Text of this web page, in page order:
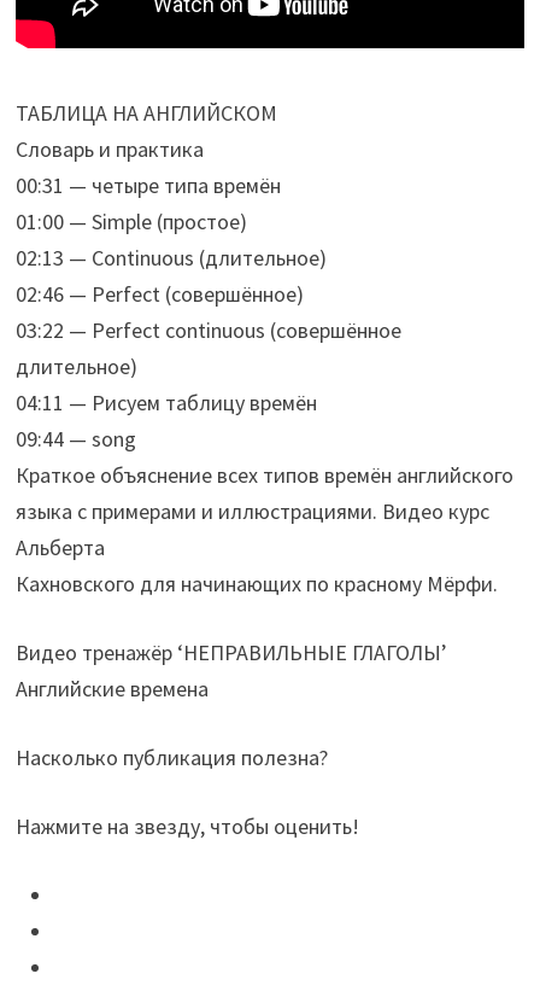
ТАБЛИЦА НА АНГЛИЙСКОМ
Словарь и практика
00:31 — четыре типа времён
01:00 — Simple (простое)
02:13 — Continuous (длительное)
02:46 — Perfect (совершённое)
03:22 — Perfect continuous (совершённое
длительное)
04:11 — Рисуем таблицу времён
09:44 — song
Краткое объяснение всех типов времён английского
языка с примерами и иллюстрациями. Видео курс
Альберта
Кахновского для начинающих по красному Мёрфи.
Видео тренажёр ‘НЕПРАВИЛЬНЫЕ ГЛАГОЛЫ’
Английские времена
Насколько публикация полезна?
Нажмите на звезду, чтобы оценить!